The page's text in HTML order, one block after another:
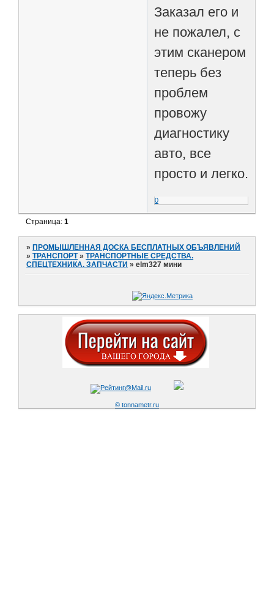
Заказал его и
не пожалел, с
этим сканером
теперь без
проблем
провожу
диагностику
авто, все
просто и легко.
0
Страница:1
» ПРОМЫШЛЕННАЯ ДОСКА БЕСПЛАТНЫХ ОБЪЯВЛЕНИЙ
»ТРАНСПОРТ »ТРАНСПОРТНЫЕ СРЕДСТВА.
СПЕЦТЕХНИКА. ЗАПЧАСТИ »elm327 мини
© tonnametr.ru